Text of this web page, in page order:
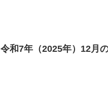
令和7年（2025年）12月